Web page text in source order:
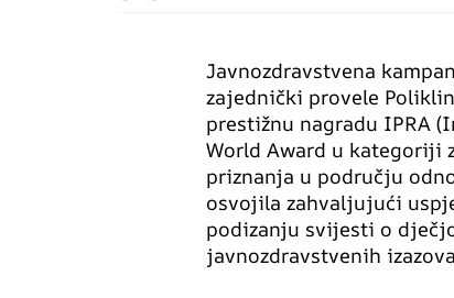
Javnozdravstvena
zajednički provele
prestižnu nagradu IPRA
World Award u kategoriji
priznanja u području
osvojila zahvaljujući
podizanju svijesti o
javnozdravstvenih